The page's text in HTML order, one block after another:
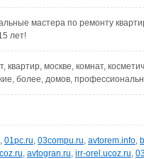
мастера по ремонту
лет!
квартир, москве, комнат,
более, домов,
, 01pc.ru, 03compu.ru, avtorem.info,
, avtogran.ru, irr-orel.ucoz.ru,